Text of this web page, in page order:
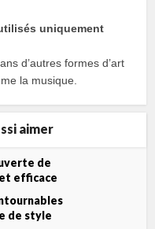
uniquement
d’autres formes d’art
la musique.
aimer
de
efficace
de style